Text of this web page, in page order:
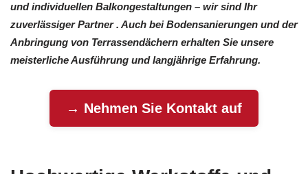
und individuellen Balkongestaltungen – wir sind Ihr
zuverlässiger Partner . Auch bei Bodensanierungen und der
Anbringung von Terrassendächern erhalten Sie unsere
meisterliche Ausführung und langjährige Erfahrung.
→ Nehmen Sie Kontakt auf